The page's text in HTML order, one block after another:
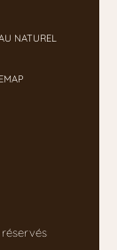
NATUREL